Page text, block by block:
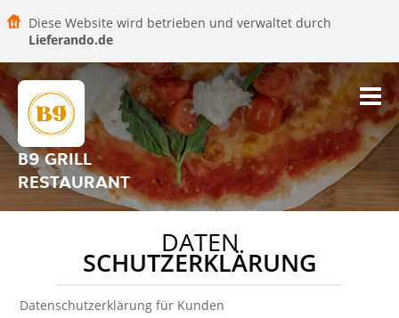
Diese Website wird betrieben und verwaltet durch
Lieferando.de
B9 GRILL
RESTAURANT
DATEN
SCHUTZERKLÄRUNG
Datenschutzerklärung für Kunden